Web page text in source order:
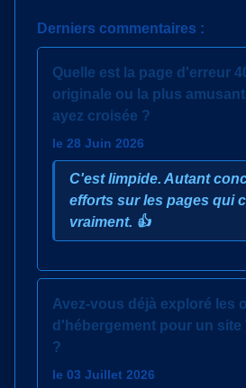
Derniers commentaires :
Quelle est la page d'erreur
originale ou la plus
ayez croisée ?
le 28 Juin 2026
C'est limpide. Autant
efforts sur les pages qui
vraiment. 👍
Avez-vous déjà exploré les
d'hébergement pour un site
?
le 03 Juillet 2026